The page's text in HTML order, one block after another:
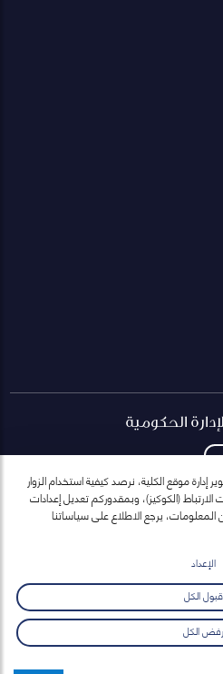
الحكومية
ارسال
موقع الكلية، نرصد كيفية استخدام الزوار
(الكوكيز)، وبمقدوركم تعديل إعدادات
يرجع الاطلاع على سياساتنا
الإعداد
قبول الكل
رفض الكل